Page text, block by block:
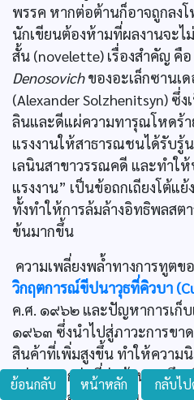
พรรค หากต่อต้านก็อาจถูกลง
นักเขียนต้องห้ามที่ผลงานจะไ
สั้น (novelette) เรื่องสำคัญ คือ
Denosovichของอะเล็กซานเ
(Alexander Solzhenitsyn) ซึ่
ลินและดีแผ่ความทารุณโหดร้
แรงงานให้สาธารณชนได้รับรู้
เลนินสาขาวรรณคดี และทำใ
แรงงาน” เป็นข้อถกเถียงโต้
ทั้งทำให้การล้มล้างอิทธิพลสต
ข้นมากขึ้น
ความเพลี่ยงพลํ้าทางการทูตข
วิกฤตการณ์ขีปนาวุธที่คิวบา
ค.ศ. ๑๙๖๒ และปัญหาการเก็บ
๑๙๖๓ ซึ่งนำไปสู่ภาวะการขา
สินค้าที่เพิ่มสูงขึ้น ทำให้ความ
อย่างมากกลุ่มที่ต่อต้านเขาจึง
ย้อนกลับ หน้าหลัก กลับไ